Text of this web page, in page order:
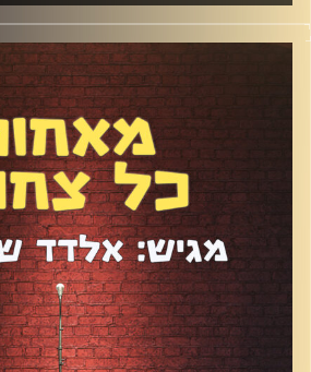
כמה זמן לשאולי בדישי להגיע מהבמות
לפריים טיים של הטלוויזיה? מה הוביל
ואיך זה קשור לבית שהוא גדל בו? מה
כקומיקאי מבחינתו ואיך הוא כותב
לכל סטנדאפיסט מתחיל.
קרדיט תמונות:אלדד שטרית